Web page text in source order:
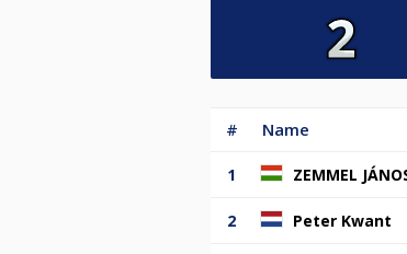
# Name
1 ZEMMEL
2 Peter Kwant